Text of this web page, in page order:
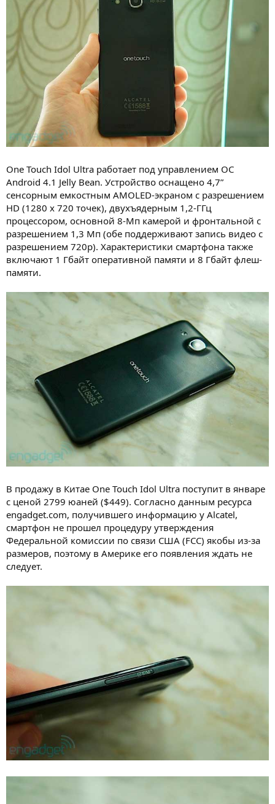
One Touch Idol Ultra работает под управлением ОС
Android 4.1 Jelly Bean. Устройство оснащено 4,7”
сенсорным емкостным AMOLED-экраном с разрешением
HD (1280 x 720 точек), двухъядерным 1,2-ГГц
процессором, основной 8-Мп камерой и фронтальной с
разрешением 1,3 Мп (обе поддерживают запись видео с
разрешением 720p). Характеристики смартфона также
включают 1 Гбайт оперативной памяти и 8 Гбайт флеш-
памяти.
В продажу в Китае One Touch Idol Ultra поступит в январе
с ценой 2799 юаней ($449). Согласно данным ресурса
engadget.com, получившего информацию у Alcatel,
смартфон не прошел процедуру утверждения
Федеральной комиссии по связи США (FCC) якобы из-за
размеров, поэтому в Америке его появления ждать не
следует.